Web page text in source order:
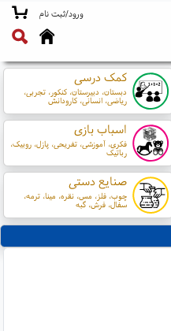
ورود/ثبت نام
کمک درسی
دبستان، دبیرستان، کنکور، تجربی،
ریاضی، انسانی، کارودانش
اسباب بازی
فکری، آموزشی، تفریحی، پازل، روبیک،
رباتیک
صنایع دستی
چوب، فلز، مس، نقره، مینا، ترمه،
سفال، فرش، گبه